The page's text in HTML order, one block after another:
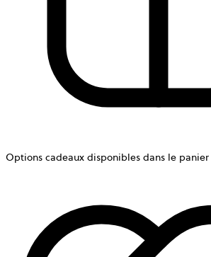
Options cadeaux disponibles dans le panier